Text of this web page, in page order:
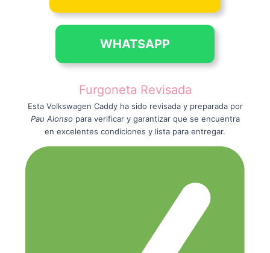
WHATSAPP
Furgoneta Revisada
Esta Volkswagen Caddy ha sido revisada y preparada por
Pau Alonso para verificar y garantizar que se encuentra
en excelentes condiciones y lista para entregar.